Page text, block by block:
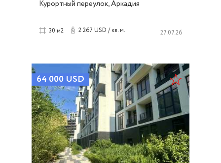
Курортный переулок, Аркадия
30 м2 2 267 USD / кв. м. 27.07.26
64 000 USD